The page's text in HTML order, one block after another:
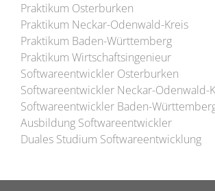
Praktikum Osterburken
Praktikum Neckar-Odenwald-Kreis
Praktikum Baden-Württemberg
Praktikum Wirtschaftsingenieur
Softwareentwickler Osterburken
Softwareentwickler Neckar-Odenwald-
Softwareentwickler Baden-
Ausbildung Softwareentwickler
Duales Studium Softwareentwicklung